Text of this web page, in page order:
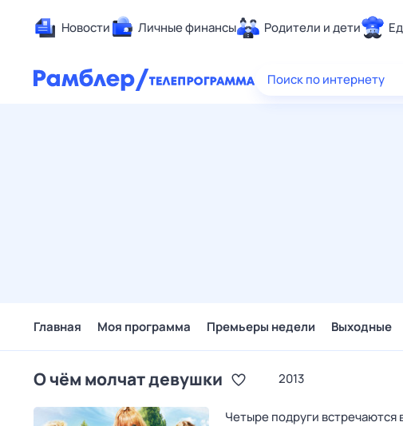
Новости Личные финансы Родители и дети
Здоровье
Поиск по интернету
Главная Моя программа Премьеры недели Выходные
О чём молчат девушки 2013
Четыре подруги встречаются